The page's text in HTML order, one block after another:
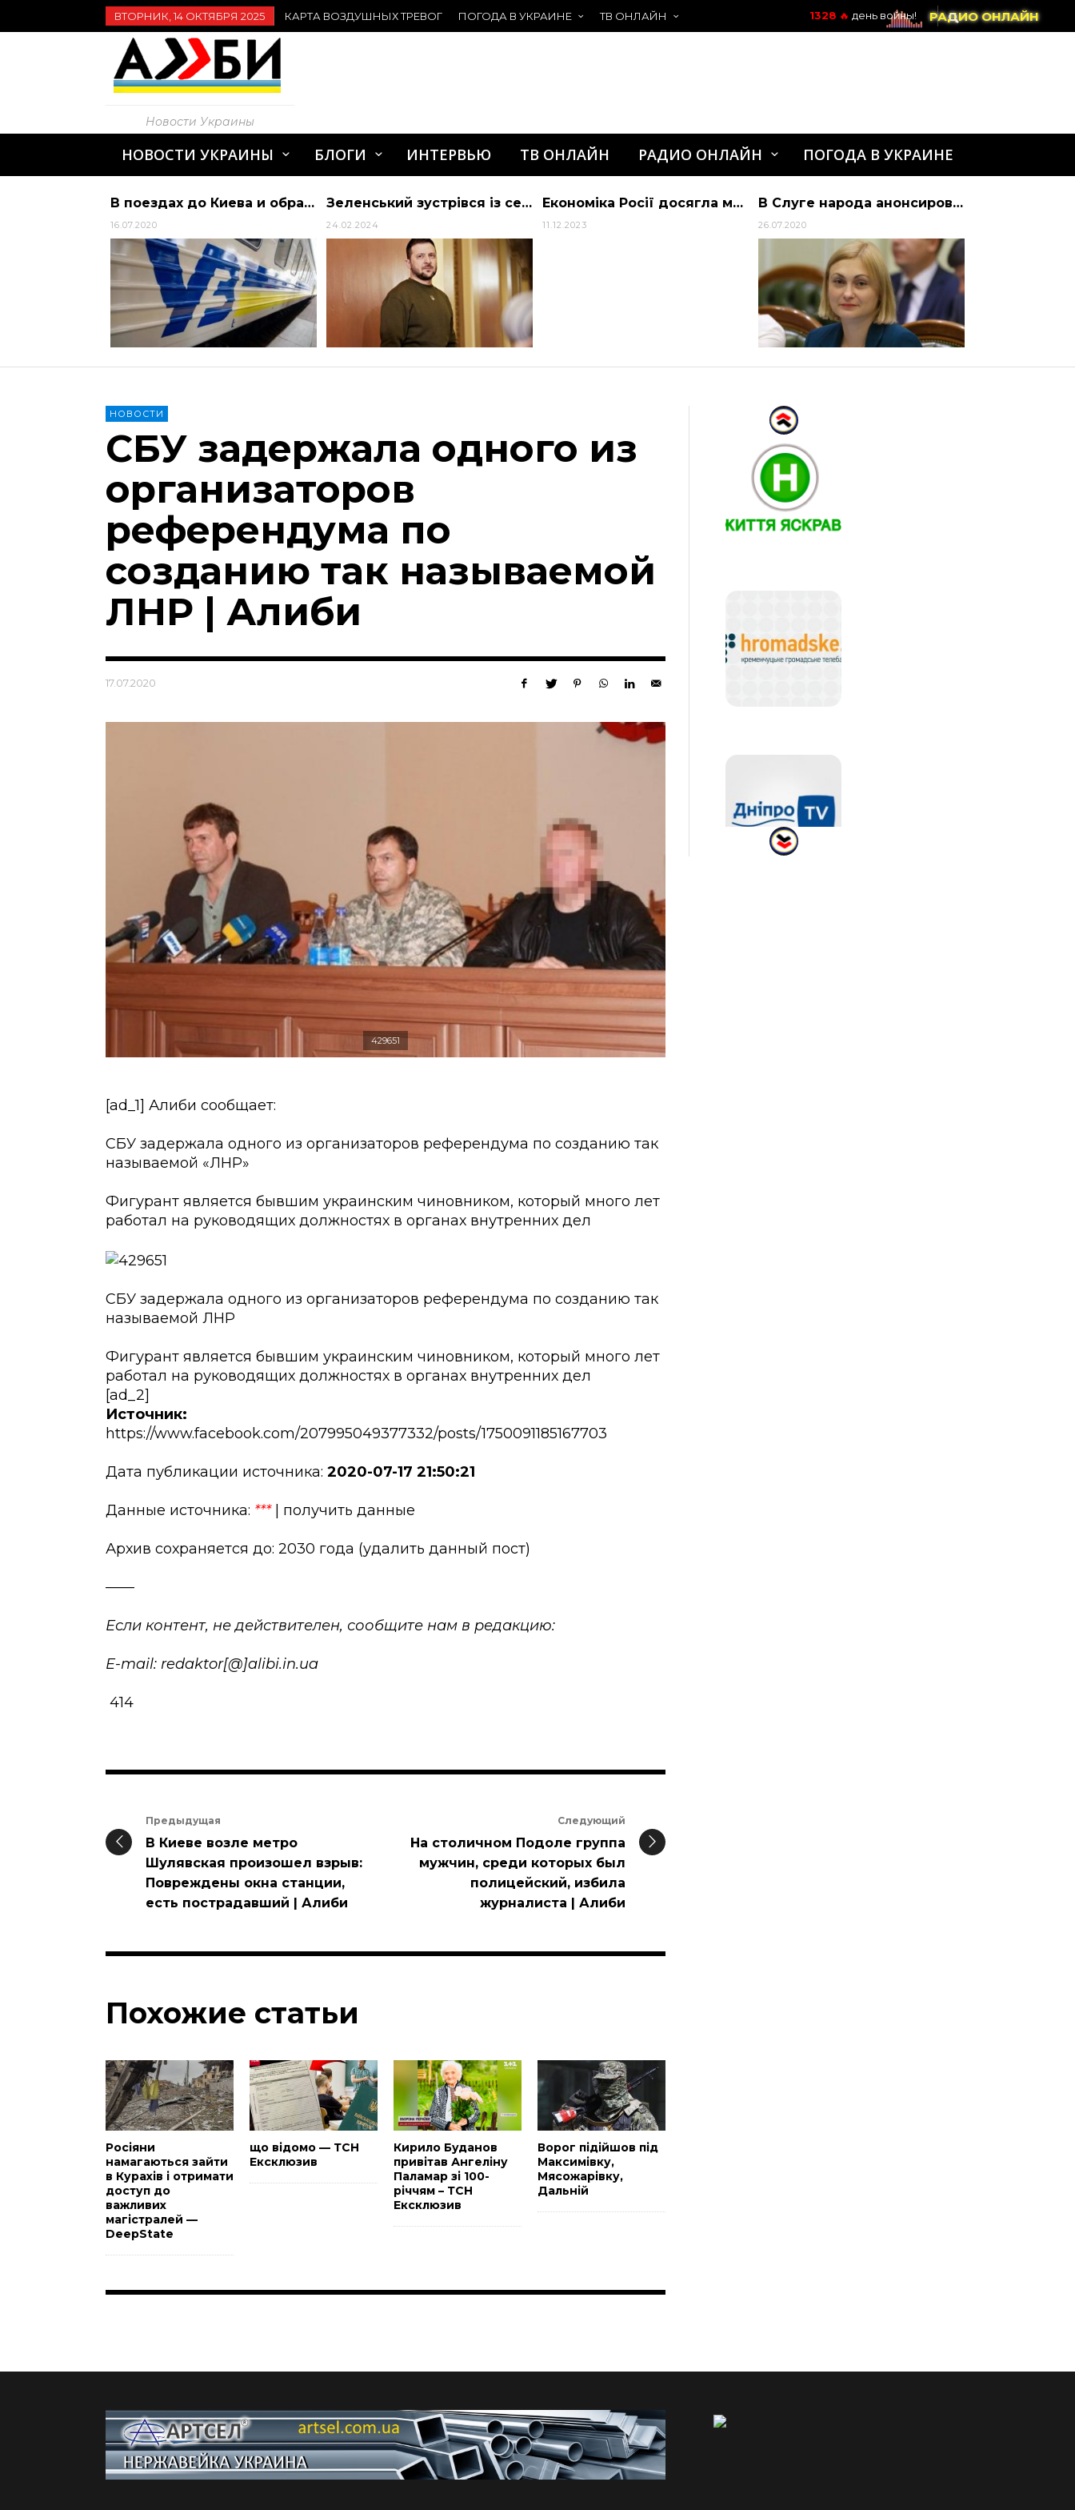
ВТОРНИК, 14 ОКТЯБРЯ 2025 КАРТА ВОЗДУШНЫХ ТРЕВОГ ПОГОДА В УКРАИНЕ ТВ ОНЛАЙН РАДИО ОНЛАЙН
1328 🔥день войны!
Новости Украины
НОВОСТИ УКРАИНЫ БЛОГИ ИНТЕРВЬЮ ТВ ОНЛАЙН РАДИО ОНЛАЙН ПОГОДА В УКРАИНЕ
В поездах до Киева и обратно будут продавать 100% билетов | Алиби
16.07.2020
Зеленський зустрівся із сенаторами США та обговорив ситуацію на полі бою
24.02.2024
Економіка Росії досягла межі небезпечного перегріву — The Economist
11.12.2023
В Слуге народа анонсировали проведение всеукраинского партийного съезда в августе | Алиби
26.07.2020
НОВОСТИ
СБУ задержала одного из
организаторов
референдума по
созданию так называемой
ЛНР | Алиби
17.07.2020
429651
[ad_1] Алиби сообщает:
СБУ задержала одного из организаторов референдума по созданию так
называемой «ЛНР»
Фигурант является бывшим украинским чиновником, который много лет
работал на руководящих должностях в органах внутренних дел
СБУ задержала одного из организаторов референдума по созданию так
называемой ЛНР
Фигурант является бывшим украинским чиновником, который много лет
работал на руководящих должностях в органах внутренних дел
[ad_2]
Источник:
https://www.facebook.com/207995049377332/posts/1750091185167703
Дата публикации источника: 2020-07-17 21:50:21
Данные источника: ***| получить данные
Архив сохраняется до: 2030 года (удалить данный пост)
——
Если контент, не действителен, сообщите нам в редакцию:
E-mail: redaktor[@]alibi.in.ua
414
Предыдущая
В Киеве возле метро
Шулявская произошел взрыв:
Повреждены окна станции,
есть пострадавший | Алиби
Следующий
На столичном Подоле группа
мужчин, среди которых был
полицейский, избила
журналиста | Алиби
Похожие статьи
Росіяни
намагаються зайти
в Курахів і отримати
доступ до
важливих
магістралей —
DeepState
що відомо — ТСН
Ексклюзив
Кирило Буданов
привітав Ангеліну
Паламар зі 100-
річчям – ТСН
Ексклюзив
Ворог підійшов під
Максимівку,
Мясожарівку,
Дальній